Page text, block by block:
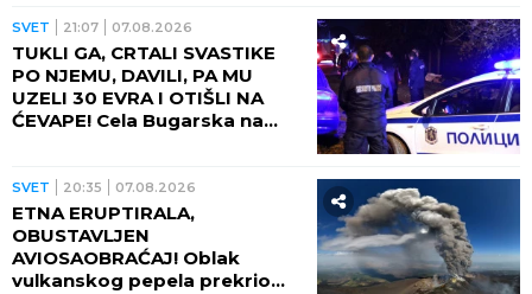
SVET 21:07 07.08.2026
TUKLI GA, CRTALI SVASTIKE
PO NJEMU, DAVILI, PA MU
UZELI 30 EVRA I OTIŠLI NA
ĆEVAPE! Cela Bugarska na
MALOLETNIKA, UVUKLI GA U
JEZIVU ZAMKU!
SVET 20:35 07.08.2026
ETNA ERUPTIRALA,
OBUSTAVLJEN
AVIOSAOBRAĆAJ! Oblak
vulkanskog pepela prekrio